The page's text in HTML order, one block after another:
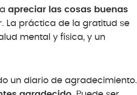
apreciar las cosas buenas
La práctica de la gratitud se
mental y física, y un
un diario de agradecimiento.